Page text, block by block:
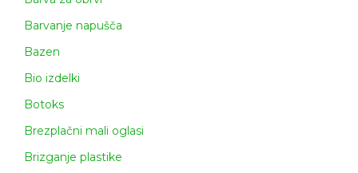
Barvanje napušča
Bazen
Bio izdelki
Botoks
Brezplačni mali oglasi
Brizganje plastike